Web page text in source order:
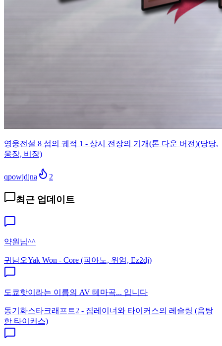
영웅전설 8 섬의 궤적 1 - 상시 전장의 기개(톤 다운 버전)(당당,
웅장, 비장)
qpowjdjna 2
최근 업데이트
약원님^^
귀남오Yak Won - Core (피아노, 위엄, Ez2dj)
도쿄핫이라는 이름의 AV 테마곡... 입니다
동기화스타크래프트2 - 짐레이너와 타이커스의 레슬링 (음탕
한 타이커스)